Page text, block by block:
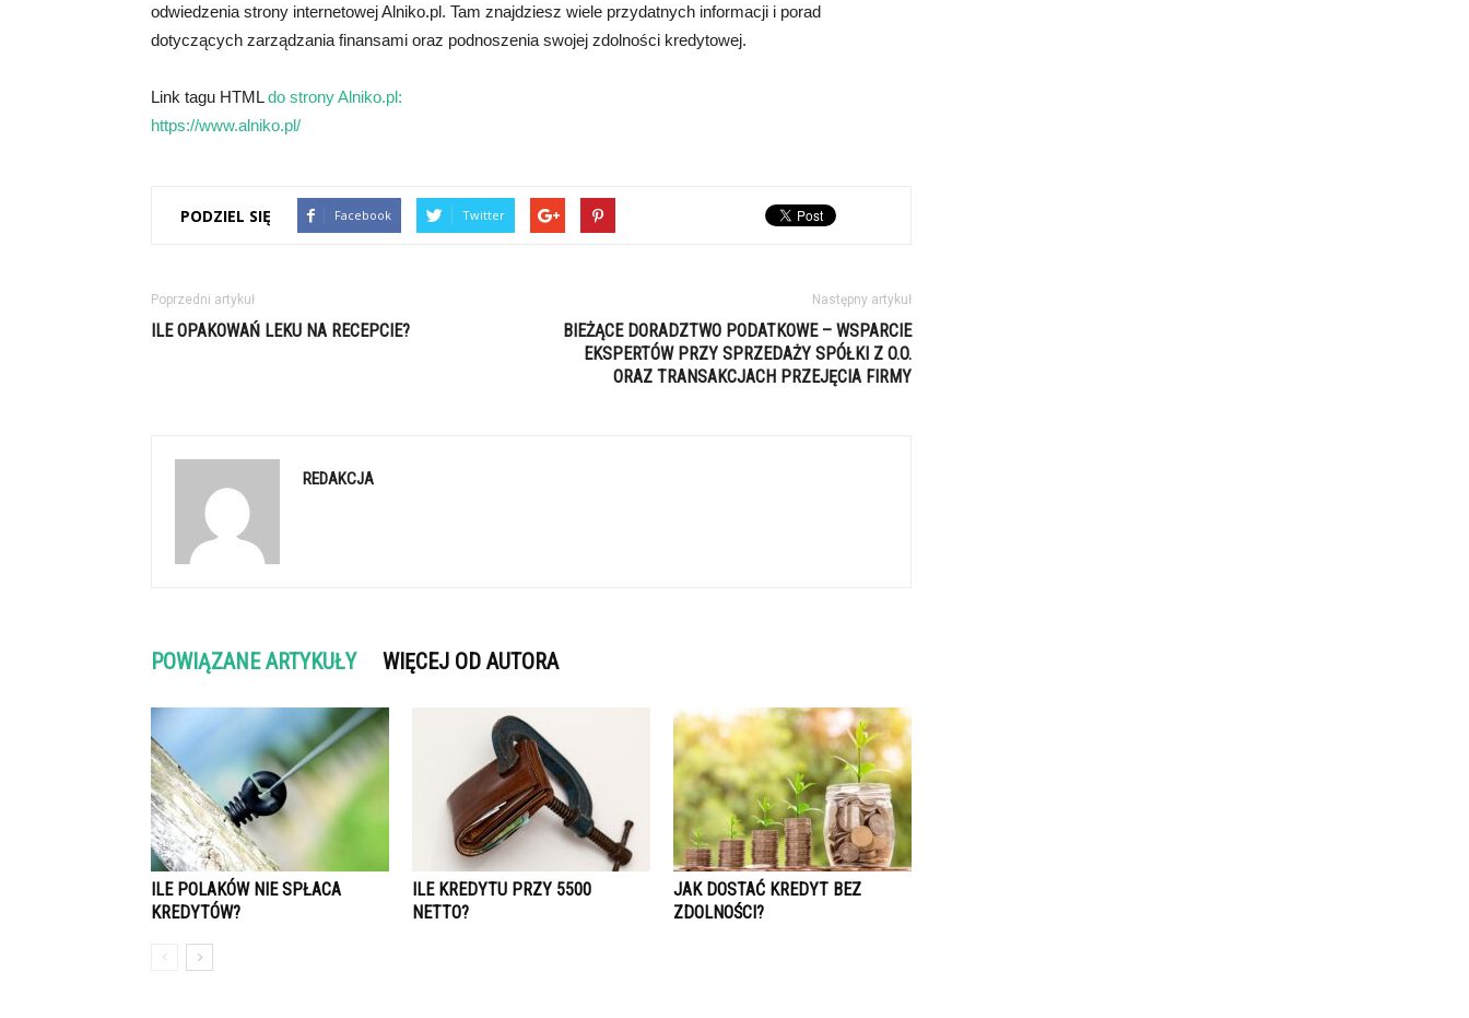
odwiedzenia strony internetowej Alniko.pl. Tam znajdziesz wiele przydatnych informacji i porad
dotyczących zarządzania finansami oraz podnoszenia swojej zdolności kredytowej.
Link tagu HTMLdo strony Alniko.pl:
https://www.alniko.pl/
PODZIEL SIĘ Facebook Twitter
Poprzedni artykuł
ILE OPAKOWAŃ LEKU NA RECEPCIE?
Następny artykuł
BIEŻĄCE DORADZTWO PODATKOWE – WSPARCIE
EKSPERTÓW PRZY SPRZEDAŻY SPÓŁKI Z O.O.
ORAZ TRANSAKCJACH PRZEJĘCIA FIRMY
REDAKCJA
POWIĄZANE ARTYKUŁY WIĘCEJ OD AUTORA
ILE POLAKÓW NIE SPŁACA
KREDYTÓW?
ILE KREDYTU PRZY 5500
NETTO?
JAK DOSTAĆ KREDYT BEZ
ZDOLNOŚCI?